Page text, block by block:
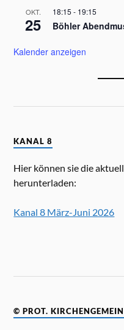
OKT.
25
18:15 - 19:15
Böhler
Kalender anzeigen
KANAL 8
Hier können sie die
herunterladen:
Kanal 8 März-Juni 2026
© PROT.